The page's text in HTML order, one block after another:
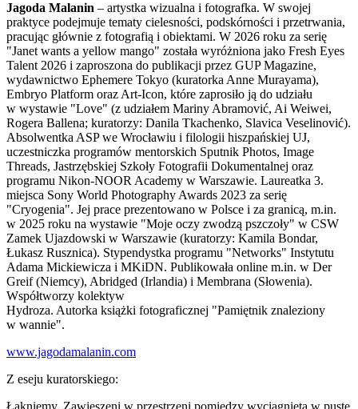
Jagoda Malanin – artystka wizualna i fotografka. W swojej
praktyce podejmuje tematy cielesności, podskórności i przetrwania,
pracując głównie z fotografią i obiektami. W 2026 roku za serię
"Janet wants a yellow mango" została wyróżniona jako Fresh Eyes
Talent 2026 i zaproszona do publikacji przez GUP Magazine,
wydawnictwo Ephemere Tokyo (kuratorka Anne Murayama),
Embryo Platform oraz Art-Icon, które zaprosiło ją do udziału
w wystawie "Love" (z udziałem Mariny Abramović, Ai Weiwei,
Rogera Ballena; kuratorzy: Danila Tkachenko, Slavica Veselinović).
Absolwentka ASP we Wrocławiu i filologii hiszpańskiej UJ,
uczestniczka programów mentorskich Sputnik Photos, Image
Threads, Jastrzębskiej Szkoły Fotografii Dokumentalnej oraz
programu Nikon-NOOR Academy w Warszawie. Laureatka 3.
miejsca Sony World Photography Awards 2023 za serię
"Cryogenia". Jej prace prezentowano w Polsce i za granicą, m.in.
w 2025 roku na wystawie "Moje oczy zwodzą pszczoły" w CSW
Zamek Ujazdowski w Warszawie (kuratorzy: Kamila Bondar,
Łukasz Rusznica). Stypendystka programu "Networks" Instytutu
Adama Mickiewicza i MKiDN. Publikowała online m.in. w Der
Greif (Niemcy), Abridged (Irlandia) i Membrana (Słowenia).
Współtworzy kolektyw
Hydroza. Autorka książki fotograficznej "Pamiętnik znaleziony
w wannie".
www.jagodamalanin.com
Z eseju kuratorskiego:
Łakniemy. Zawieszeni w przestrzeni pomiędzy wyciągniętą w puste